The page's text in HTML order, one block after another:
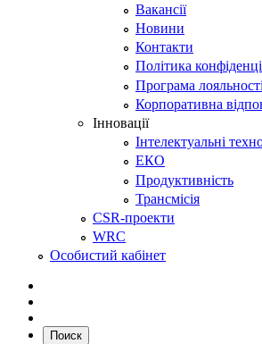
Вакансії
Новини
Контакти
Політика
Програма лояльності
Корпоративна
Інновації
Інтелектуальні
ЕКО
Продуктивність
Трансмісія
CSR-проекти
WRC
Особистий кабінет
Поиск